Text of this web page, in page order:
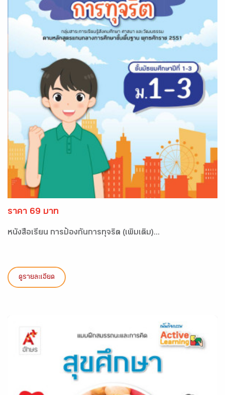
ราคา 69 บาท
หนังสือเรียน การป้องกันการทุจริต (เพิ่มเติม)...
ดูรายละเอียด